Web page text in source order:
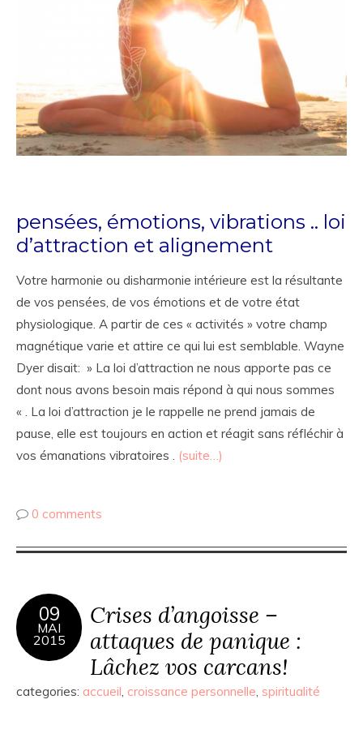
pensées, émotions, vibrations .. loi
d’attraction et alignement
Votre harmonie ou disharmonie intérieure est la résultante
de vos pensées, de vos émotions et de votre état
physiologique. A partir de ces « activités » votre champ
magnétique varie et attire ce qui lui est semblable. Wayne
Dyer disait: » La loi d’attraction ne nous apporte pas ce
dont nous avons besoin mais répond à qui nous sommes
« . La loi d’attraction je le rappelle ne prend jamais de
pause, elle est toujours en action et réagit sans réfléchir à
vos émanations vibratoires . (suite…)
0 comments
09
MAI
2015
Crises d’angoisse –
attaques de panique :
Lâchez vos carcans!
categories: accueil, croissance personnelle, spiritualité